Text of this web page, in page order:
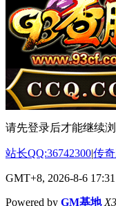
请先登录后才能继续
站长QQ:36742300|传
GMT+8, 2026-8-6 17:31
Powered by GM基地